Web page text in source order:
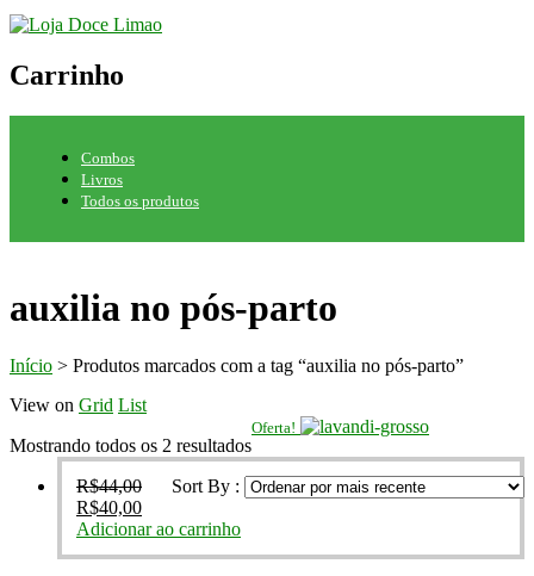
Carrinho
Combos
Livros
Todos os produtos
auxilia no pós-parto
Início > Produtos marcados com a tag “auxilia no pós-parto”
View on Grid List
Mostrando todos os 2 resultadosClassificado
por
mais
Sort By :
Oferta!
R$44,00
O
preço
R$40,00O
preço
Adicionar ao carrinho